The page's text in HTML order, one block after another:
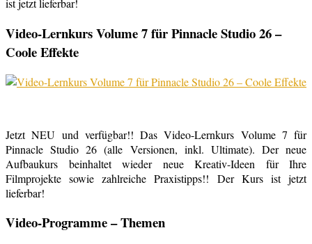
ist jetzt lieferbar!
Video-Lernkurs Volume 7 für Pinnacle Studio 26 –
Coole Effekte
Jetzt NEU und verfügbar!! Das Video-Lernkurs Volume 7 für
Pinnacle Studio 26 (alle Versionen, inkl. Ultimate). Der neue
Aufbaukurs beinhaltet wieder neue Kreativ-Ideen für Ihre
Filmprojekte sowie zahlreiche Praxistipps!! Der Kurs ist jetzt
lieferbar!
Video-Programme – Themen